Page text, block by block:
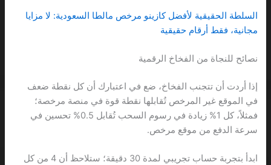
السلطة الحقيقية لأفضل كازينو مرخص مالطا السعودية: لا مزايا
مجانية، فقط أرقام حقيقية
نصائح للنجاة من الفخاخ الرقمية
إذا أردت أن تتجنب الفخاخ، ضع في اعتبارك أن كل نقطة ضعف
في الموقع غير المرخص تُقابلها نقطة قوة في منصة مرخصة؛
فمثلاً، كل 1% زيادة في رسوم السحب تُقابل 0.5% تحسين في
سرعة الدفع من موقع مرخص.
ابدأ بتجربة حساب تجريبي لمدة 30 دقيقة؛ ستلاحظ أن 4 من كل